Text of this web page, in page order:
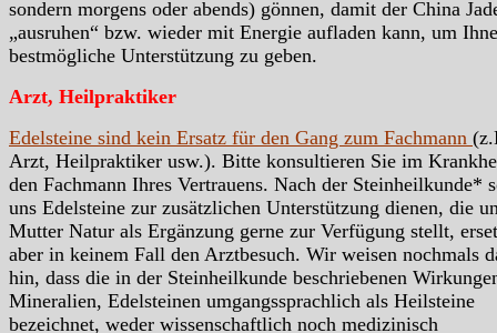
sondern morgens oder abends) gönnen, damit der China
„ausruhen“ bzw. wieder mit Energie aufladen kann, um
bestmögliche Unterstützung zu geben.
Arzt, Heilpraktiker
Edelsteine sind kein Ersatz für den Gang zum Fachmann
Arzt, Heilpraktiker usw.). Bitte konsultieren Sie im
den Fachmann Ihres Vertrauens. Nach der Steinheilkunde*
uns Edelsteine zur zusätzlichen Unterstützung dienen, die
Mutter Natur als Ergänzung gerne zur Verfügung stellt,
aber in keinem Fall den Arztbesuch. Wir weisen nochmals
hin, dass die in der Steinheilkunde beschriebenen
Mineralien, Edelsteinen umgangssprachlich als Heilsteine
bezeichnet, weder wissenschaftlich noch medizinisch